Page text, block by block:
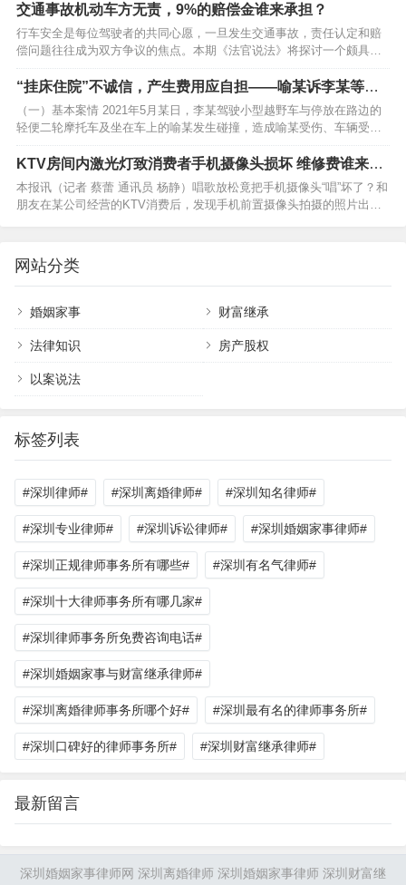
电动车失去控制与道路北侧的绿化树相撞。事故造成须某受伤，其经送
医后抢救无效于当日死亡。经常熟市第一人民…
交通事故机动车方无责，9%的赔偿金谁来承担？
行车安全是每位驾驶者的共同心愿，一旦发生交通事故，责任认定和赔
偿问题往往成为双方争议的焦点。本期《法官说法》将探讨一个颇具争
议的问题：当机动车一方被认定无责时，是否仍需承担赔偿责任？基本
案情李某驾驶电动车横穿道路时，与谢某驾驶的小型轿车发生碰撞，后
经抢救无效死亡。经交警部门调查认定，本次事故系李某单…
“挂床住院”不诚信，产生费用应自担——喻某诉李某等机
动车交通事故责任纠纷案
（一）基本案情 2021年5月某日，李某驾驶小型越野车与停放在路边的
轻便二轮摩托车及坐在车上的喻某发生碰撞，造成喻某受伤、车辆受损
的交通事故，交警部门认定李某负全部责任。喻某受伤后先后四次住院
治疗，共住院801天。事故发生前，李某在某保险公司投保了交强险和
100万元的商业三者险。喻某因与李某、某保…
KTV房间内激光灯致消费者手机摄像头损坏 维修费谁来承
担？
本报讯（记者 蔡蕾 通讯员 杨静）唱歌放松竟把手机摄像头“唱”坏了？和
朋友在某公司经营的KTV消费后，发现手机前置摄像头拍摄的照片出现
消费者按7∶3比例担责。经营者提出上诉后，二…
网站分类
婚姻家事 财富继承
法律知识 房产股权
以案说法
标签列表
#深圳律师# #深圳离婚律师# #深圳知名律师#
#深圳专业律师# #深圳诉讼律师# #深圳婚姻家事律师#
#深圳正规律师事务所有哪些# #深圳有名气律师#
#深圳十大律师事务所有哪几家#
#深圳律师事务所免费咨询电话#
#深圳婚姻家事与财富继承律师#
#深圳离婚律师事务所哪个好# #深圳最有名的律师事务所#
#深圳口碑好的律师事务所# #深圳财富继承律师#
最新留言
深圳婚姻家事律师网 深圳离婚律师 深圳婚姻家事律师 深圳财富继